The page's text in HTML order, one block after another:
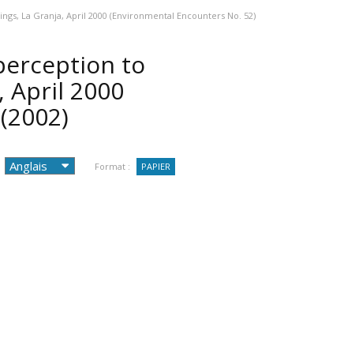
La Granja, April 2000 (Environmental Encounters No. 52)
to
April 2000
(2002)
Format : PAPIER